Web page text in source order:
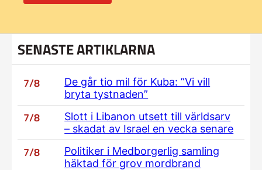
SENASTE ARTIKLARNA
7/8
De går tio mil för Kuba: ”Vi vill
bryta tystnaden”
7/8
Slott i Libanon utsett till världsarv
– skadat av Israel en vecka senare
7/8
Politiker i Medborgerlig samling
häktad för grov mordbrand